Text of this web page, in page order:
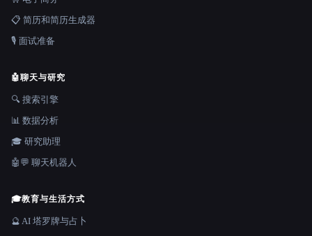
📋 简历和简历生成器
🎙️ 面试准备
🤖聊天与研究
🔍 搜索引擎
📊 数据分析
🎓 研究助理
🤖💬 聊天机器人
🎓教育与生活方式
🔮 AI 塔罗牌与占卜